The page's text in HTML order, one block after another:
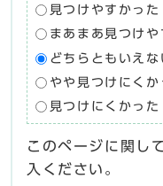
見つけやすかった
まあまあ見つけや
どちらともいえな
やや見つけにくか
見つけにくかった
このページに関し
入ください。